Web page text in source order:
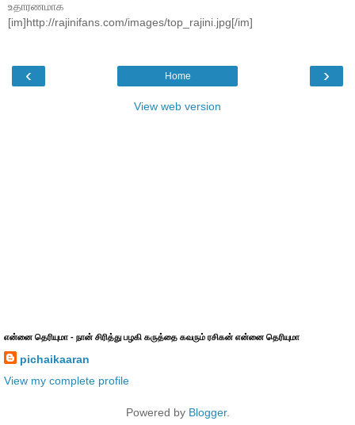
உதாரணமாக
[im]http://rajinifans.com/images/top_rajini.jpg[/im]
‹ ›
Home
View web version
என்னை தெரியுமா - நான் சிரித்து பழகி கருத்தை கவரும் ரசிகன் என்னை தெரியுமா
pichaikaaran
View my complete profile
Powered by Blogger.